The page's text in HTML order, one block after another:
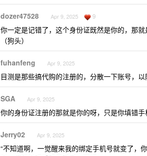
dozer47528 Apr 9, 2025 9
你一定是记错了，这个身份证既然是你的，那
（狗头）
fuhanfeng Apr 9, 2025
目测是那些搞代购的注册的，分散一下账号，
SGA Apr 9, 2025
你的身份证注册的那就是你的呀，只是你填错
Jerry02 Apr 9, 2025
“不知道啊，一觉醒来我的绑定手机号就变了，